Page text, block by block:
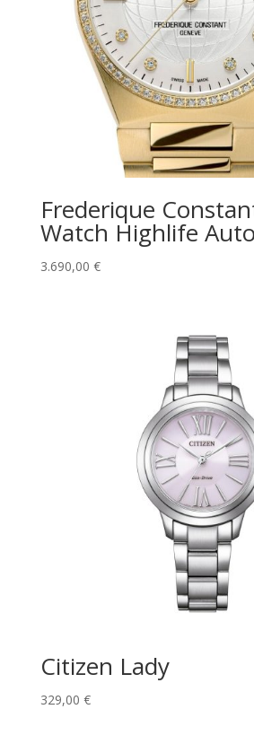
Frederique
Watch Highlife
3.690,00 €
Citizen Lady
329,00 €